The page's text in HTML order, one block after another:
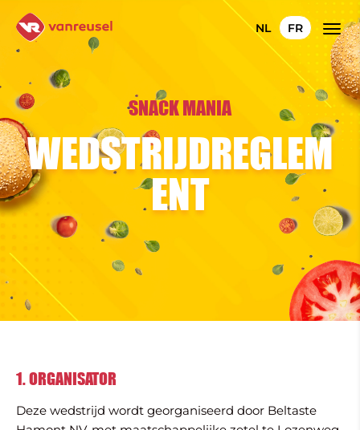
NL FR
SNACK MANIA
WEDSTRIJDREGLEM
ENT
1. ORGANISATOR
Deze wedstrijd wordt georganiseerd door Beltaste